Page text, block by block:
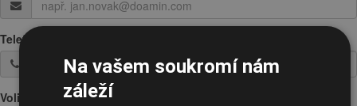
Telefon
Volitelná poznámka
Na vašem soukromí nám
záleží